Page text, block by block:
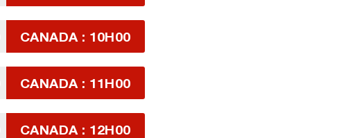
CANADA : 10H00
CANADA : 11H00
CANADA : 12H00